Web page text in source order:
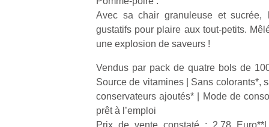
Avec sa chair granuleuse et
gustatifs pour plaire aux tout-petits.
une explosion de saveurs !
Vendus par pack de quatre bols de
Source de vitamines | Sans colorants*,
conservateurs ajoutés* | Mode de
prêt à l’emploi
Prix de vente constaté : 2,78
NextGen,
une
nouvelle
Des